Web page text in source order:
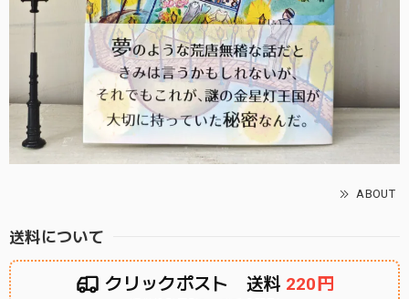
ABOUT
送料について
クリックポスト 送料 220円